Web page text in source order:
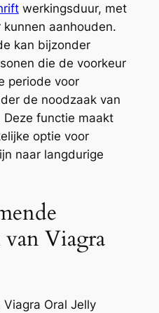
werkingsduur, met
aanhouden.
kan bijzonder
die de voorkeur
periode voor
de noodzaak van
functie maakt
optie voor
naar langdurige
Viagra
Oral Jelly